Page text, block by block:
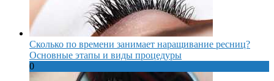
Сколько по времени занимает наращивание ресниц?
Основные этапы и виды процедуры
0